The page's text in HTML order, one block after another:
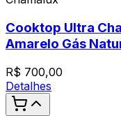
Cooktop Ultra
Amarelo Gás
R$ 700,00
Detalhes